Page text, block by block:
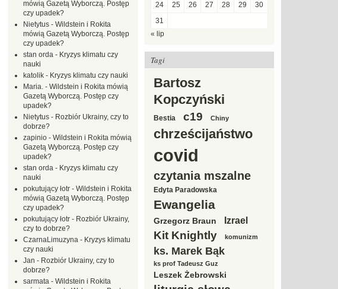
24
25 26 27 28 29
30
31
« lip
Tagi
Bartosz
Kopczyński
Bestia c19 Chiny
chrześcijaństwo
covid
czytania mszalne
Edyta Paradowska
Ewangelia
Grzegorz Braun Izrael
Kit Knightly komunizm
ks. Marek Bąk
ks prof Tadeusz Guz
Leszek Żebrowski
mówią Gazetą Wyborczą. Postęp
czy upadek?
Nietytus - Wildstein i Rokita
mówią Gazetą Wyborczą. Postęp
czy upadek?
stan orda - Kryzys klimatu czy
nauki
katolik - Kryzys klimatu czy nauki
Maria. - Wildstein i Rokita mówią
Gazetą Wyborczą. Postęp czy
upadek?
Nietytus - Rozbiór Ukrainy, czy to
dobrze?
zapinio - Wildstein i Rokita mówią
Gazetą Wyborczą. Postęp czy
upadek?
stan orda - Kryzys klimatu czy
nauki
pokutujący łotr - Wildstein i Rokita
mówią Gazetą Wyborczą. Postęp
czy upadek?
pokutujący łotr - Rozbiór Ukrainy,
czy to dobrze?
CzarnaLimuzyna - Kryzys klimatu
czy nauki
Jan - Rozbiór Ukrainy, czy to
dobrze?
sarmata - Wildstein i Rokita